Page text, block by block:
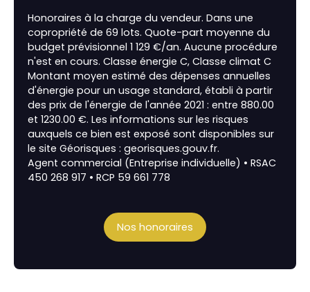
Honoraires à la charge du vendeur. Dans une
copropriété de 69 lots. Quote-part moyenne du
budget prévisionnel 1 129 €/an. Aucune procédure
n'est en cours. Classe énergie C, Classe climat C
Montant moyen estimé des dépenses annuelles
d'énergie pour un usage standard, établi à partir
des prix de l'énergie de l'année 2021 : entre 880.00
et 1230.00 €. Les informations sur les risques
auxquels ce bien est exposé sont disponibles sur
le site Géorisques : georisques.gouv.fr.
Agent commercial (Entreprise individuelle) • RSAC
450 268 917 • RCP 59 661 778
Nos honoraires